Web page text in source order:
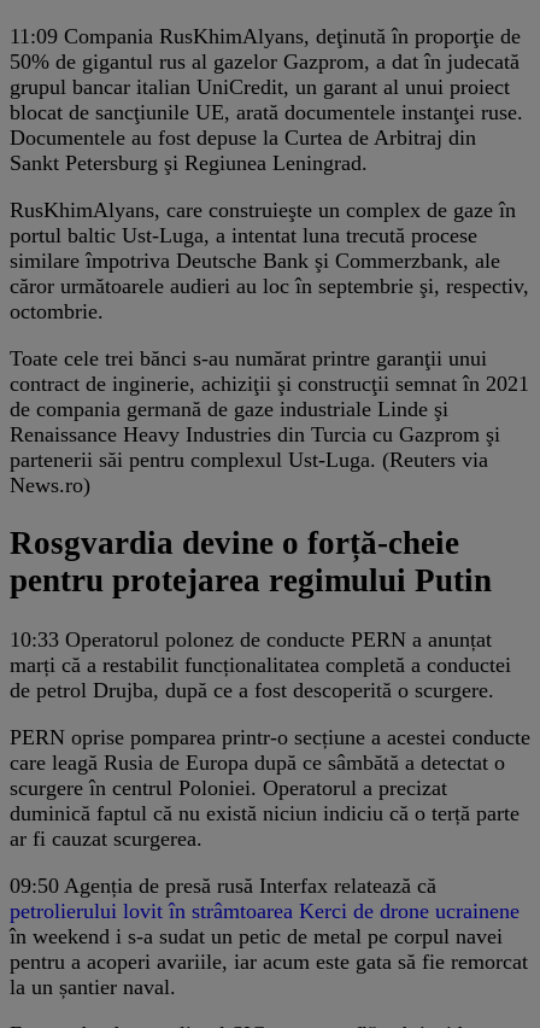
11:09 Compania RusKhimAlyans, deţinută în proporţie de
50% de gigantul rus al gazelor Gazprom, a dat în judecată
grupul bancar italian UniCredit, un garant al unui proiect
blocat de sancţiunile UE, arată documentele instanţei ruse.
Documentele au fost depuse la Curtea de Arbitraj din
Sankt Petersburg şi Regiunea Leningrad.
RusKhimAlyans, care construieşte un complex de gaze în
portul baltic Ust-Luga, a intentat luna trecută procese
similare împotriva Deutsche Bank şi Commerzbank, ale
căror următoarele audieri au loc în septembrie şi, respectiv,
octombrie.
Toate cele trei bănci s-au numărat printre garanţii unui
contract de inginerie, achiziţii şi construcţii semnat în 2021
de compania germană de gaze industriale Linde şi
Renaissance Heavy Industries din Turcia cu Gazprom şi
partenerii săi pentru complexul Ust-Luga. (Reuters via
News.ro)
Rosgvardia devine o forță-cheie
pentru protejarea regimului Putin
10:33 Operatorul polonez de conducte PERN a anunțat
marți că a restabilit funcționalitatea completă a conductei
de petrol Drujba, după ce a fost descoperită o scurgere.
PERN oprise pomparea printr-o secțiune a acestei conducte
care leagă Rusia de Europa după ce sâmbătă a detectat o
scurgere în centrul Poloniei. Operatorul a precizat
duminică faptul că nu există niciun indiciu că o terță parte
ar fi cauzat scurgerea.
09:50 Agenția de presă rusă Interfax relatează că
petrolierului lovit în strâmtoarea Kerci de drone ucrainene
în weekend i s-a sudat un petic de metal pe corpul navei
pentru a acoperi avariile, iar acum este gata să fie remorcat
la un șantier naval.